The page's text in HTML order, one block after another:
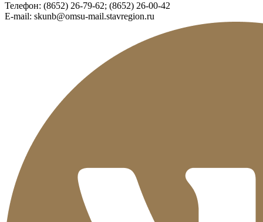
Телефон: (8652) 26-79-62; (8652) 26-00-42
E-mail: skunb@omsu-mail.stavregion.ru